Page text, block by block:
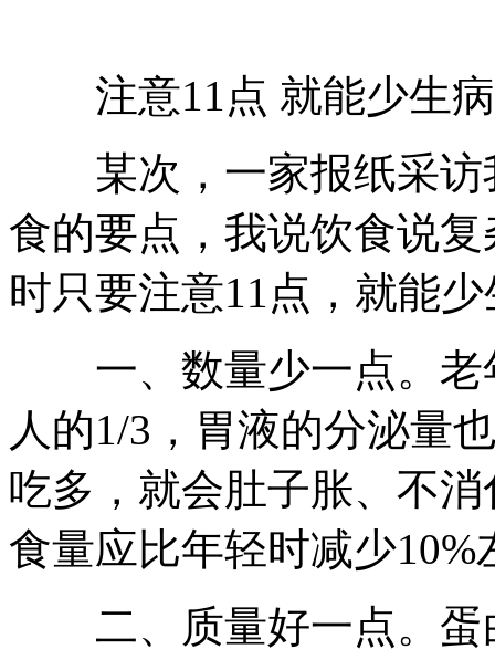
注意11点 就能少生病
某次，一家报纸采访
食的要点，我说饮食说
时只要注意11点，就能
一、数量少一点。老
人的1/3，胃液的分泌量
吃多，就会肚子胀、不
食量应比年轻时减少
二、质量好一点。蛋